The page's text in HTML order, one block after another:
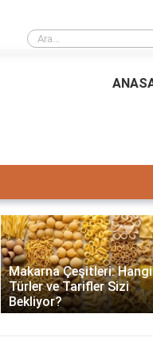
Asker kelimesi nereden gelir?
Makarna Çeşitleri: Hangi
Türler ve Tarifler Sizi
Bekliyor?